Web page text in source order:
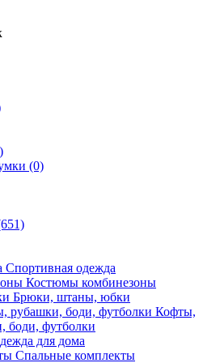
(0)
Спортивная одежда
Костюмы комбинезоны
Брюки, штаны, юбки
Кофты,
боди, футболки
для дома
Спальные комплекты